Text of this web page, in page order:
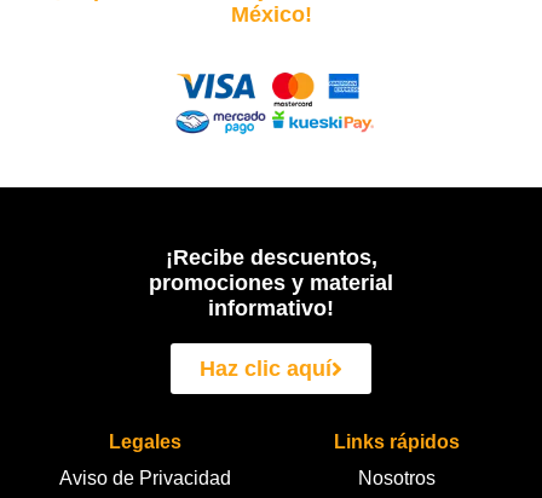
México!
¡Recibe descuentos,
promociones y material
informativo!
Haz clic aquí
Legales
Aviso de Privacidad
Links rápidos
Nosotros